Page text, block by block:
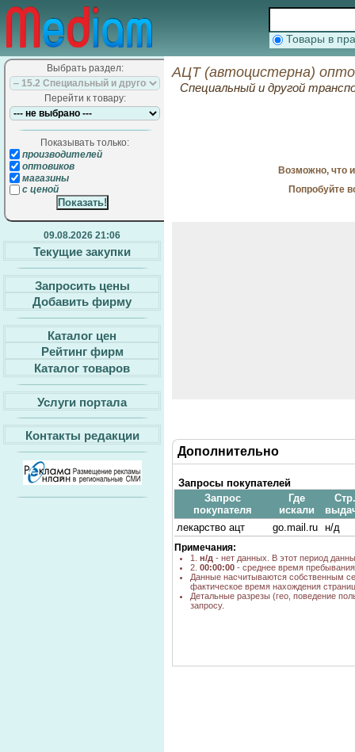
Товары в
Выбрать раздел:
Перейти к товару:
Показывать только:
производителей
оптовиков
магазины
с ценой
09.08.2026 21:06
Текущие закупки
Запросить цены
Добавить фирму
Каталог цен
Рейтинг фирм
Каталог товаров
Услуги портала
Контакты редакции
АЦТ (автоцистерна)
Специальный и другой
Возможно, что
Попробуйте
Дополнительно
Запросы покупателей
Запрос
покупателя
Где
искали
Стр.
лекарство ацт
go.mail.ru н/д
Примечания:
1. н/д - нет данных. В этот период
2. 00:00:00 - среднее время
Данные насчитываются собственным
фактическое время нахождения
Детальные разрезы (гео, поведение
запросу.